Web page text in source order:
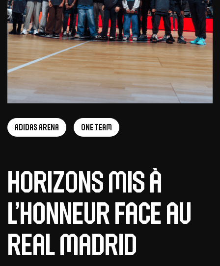
adidas arena One Team
HORIZONS mis à
l’honneur face au
Real Madrid